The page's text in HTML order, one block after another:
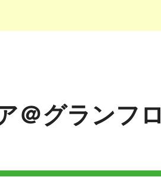
＠グランフロ